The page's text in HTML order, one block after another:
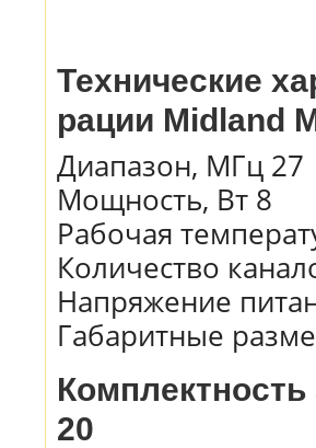
Технические
рации Midland
Диапазон, МГц 27
Мощность, Вт 8
Рабочая
Количество
Напряжение
Габаритные
20